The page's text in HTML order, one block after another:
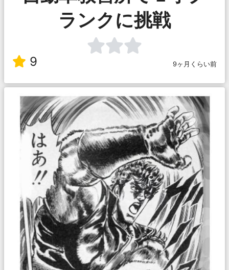
ランクに挑戦
9 9ヶ月くらい前